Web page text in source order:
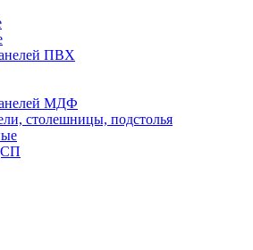
ПВХ
МДФ
столешницы, подстолья